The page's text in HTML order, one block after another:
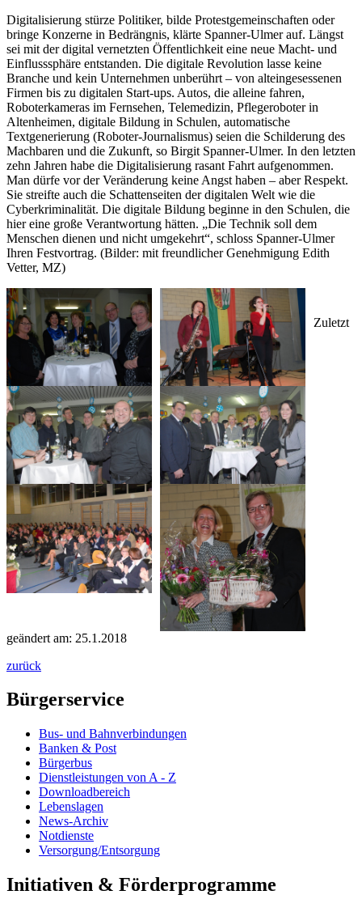
Digitalisierung stürze Politiker, bilde Protestgemeinschaften oder
bringe Konzerne in Bedrängnis, klärte Spanner-Ulmer auf. Längst
sei mit der digital vernetzten Öffentlichkeit eine neue Macht- und
Einflusssphäre entstanden. Die digitale Revolution lasse keine
Branche und kein Unternehmen unberührt – von alteingesessenen
Firmen bis zu digitalen Start-ups. Autos, die alleine fahren,
Roboterkameras im Fernsehen, Telemedizin, Pflegeroboter in
Altenheimen, digitale Bildung in Schulen, automatische
Textgenerierung (Roboter-Journalismus) seien die Schilderung des
Machbaren und die Zukunft, so Birgit Spanner-Ulmer. In den letzten
zehn Jahren habe die Digitalisierung rasant Fahrt aufgenommen.
Man dürfe vor der Veränderung keine Angst haben – aber Respekt.
Sie streifte auch die Schattenseiten der digitalen Welt wie die
Cyberkriminalität. Die digitale Bildung beginne in den Schulen, die
hier eine große Verantwortung hätten. „Die Technik soll dem
Menschen dienen und nicht umgekehrt“, schloss Spanner-Ulmer
Ihren Festvortrag. (Bilder: mit freundlicher Genehmigung Edith
Vetter, MZ)
Zuletzt
geändert am: 25.1.2018
zurück
Bürgerservice
Bus- und Bahnverbindungen
Banken & Post
Bürgerbus
Dienstleistungen von A - Z
Downloadbereich
Lebenslagen
News-Archiv
Notdienste
Versorgung/Entsorgung
Initiativen & Förderprogramme